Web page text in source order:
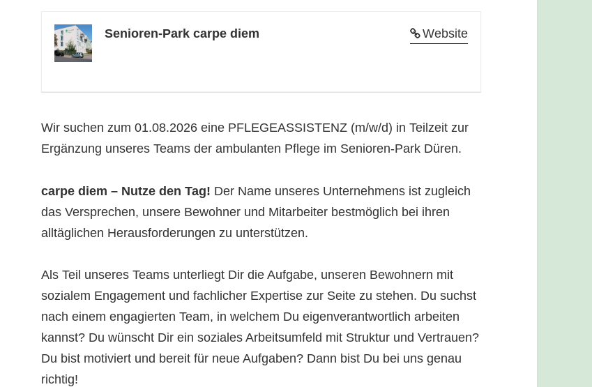
Website
Senioren-Park carpe diem
Wir suchen zum 01.08.2026 eine PFLEGEASSISTENZ (m/w/d) in Teilzeit zur
Ergänzung unseres Teams der ambulanten Pflege im Senioren-Park Düren.
carpe diem – Nutze den Tag! Der Name unseres Unternehmens ist zugleich
das Versprechen, unsere Bewohner und Mitarbeiter bestmöglich bei ihren
alltäglichen Herausforderungen zu unterstützen.
Als Teil unseres Teams unterliegt Dir die Aufgabe, unseren Bewohnern mit
sozialem Engagement und fachlicher Expertise zur Seite zu stehen. Du suchst
nach einem engagierten Team, in welchem Du eigenverantwortlich arbeiten
kannst? Du wünscht Dir ein soziales Arbeitsumfeld mit Struktur und Vertrauen?
Du bist motiviert und bereit für neue Aufgaben? Dann bist Du bei uns genau
richtig!